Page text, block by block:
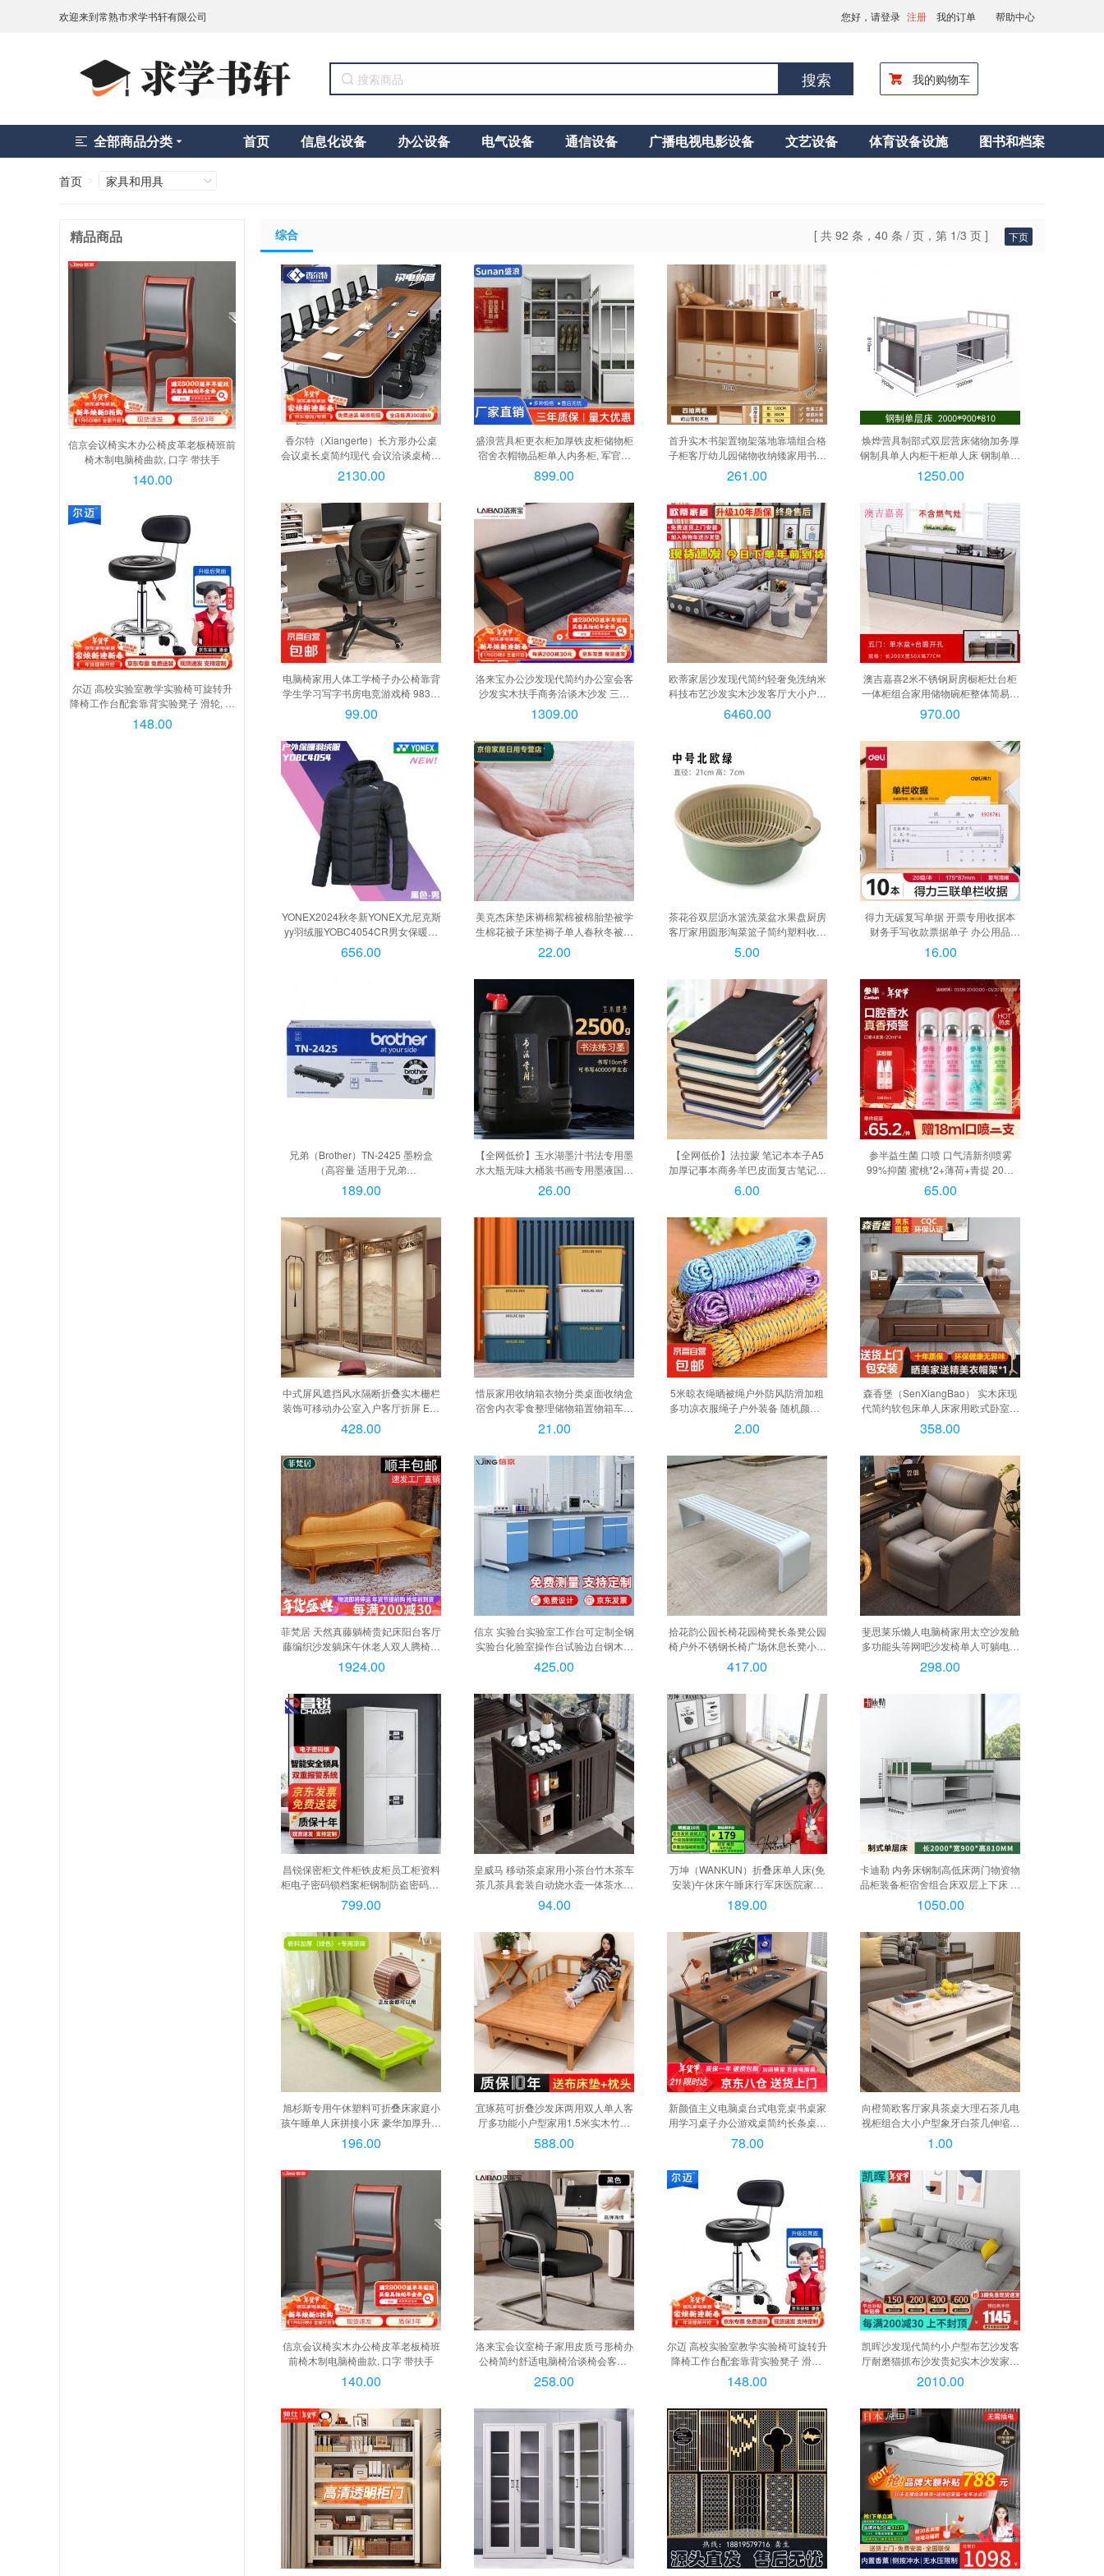
欢迎来到常熟市求学书轩有限公司 您好，请登录 注册 我的订单 帮助中心
搜索 我的购物车
全部商品分类 首页 信息化设备 办公设备 电气设备 通信设备 广播电视电影设备 文艺设备 体育设备设施 图书和档案
首页 家具和用具
精品商品
信京会议椅实木办公椅皮革老板椅班前
椅木制电脑椅曲款, 口字 带扶手
140.00
尔迈 高校实验室教学实验椅可旋转升
降椅工作台配套靠背实验凳子 滑轮, 黑
色皮面 滑轮款 无扶手
148.00
综合 [ 共 92 条，40 条 / 页，第 1/3 页 ] 下页
香尔特（Xiangerte）长方形办公桌
会议桌长桌简约现代 会议洽谈桌椅组
合3.0*1.4米单桌, 5.0米会议桌+18椅
2130.00
盛浪营具柜更衣柜加厚铁皮柜储物柜
宿舍衣帽物品柜单人内务柜, 军官柜
【灰白色】
899.00
首升实木书架置物架落地靠墙组合格
子柜客厅幼儿园储物收纳矮家用书柜
店长推荐丨屿山雪松木120*30*75,
店长推荐丨屿山雪松木120*30*75
261.00
焕烨营具制部式双层营床储物加务厚
钢制具单人内柜干柜单人床 钢制单人
床, 钢制双层床
1250.00
电脑椅家用人体工学椅子办公椅靠背
学生学习写字书房电竞游戏椅 983工
学椅-黑, 983工学椅-黑
99.00
洛来宝办公沙发现代简约办公室会客
沙发实木扶手商务洽谈木沙发 三人
位, 西皮三人位111
1309.00
欧蒂家居沙发现代简约轻奢免洗纳米
科技布艺沙发实木沙发客厅大小户型
家具 七件套+茶几电视柜(配4小凳子)
【弹簧乳胶+松木框】加厚猫抓布, 七
6460.00
澳吉嘉喜2米不锈钢厨房橱柜灶台柜
一体柜组合家用储物碗柜整体简易水
槽柜 200*50右开孔左单盆, 180*50
平面柜
970.00
YONEX2024秋冬新YONEX尤尼克斯
yy羽绒服YOBC4054CR男女保暖羽
毛球连帽 男款 YOBC4054CR 黑色
656.00
美克杰床垫床褥棉絮棉被棉胎垫被学
生棉花被子床垫褥子单人春秋冬被被
褥 3斤 1.2米X2.0米, 3斤
22.00
茶花谷双层沥水篮洗菜盆水果盘厨房
客厅家用圆形淘菜篮子简约塑料收纳
框 中号军绿2件套, 中号军绿2件套
5.00
得力无碳复写单据 开票专用收据本
财务手写收款票据单子 办公用品
【三联单栏】10本装 9384升级纸张,
【三联多栏】10本装 9385升级纸张
16.00
兄弟（Brother）TN-2425 墨粉盒
（高容量 适用于兄弟
2595DW/7195DW/7895DW）, TN-
2412
189.00
【全网低价】玉水湖墨汁书法专用墨
水大瓶无味大桶装书画专用墨液国画
初学者练习创作练字成人工地用墨斗
墨计, 国画专用墨汁250g
26.00
【全网低价】法拉蒙 笔记本本子A5
加厚记事本商务羊巴皮面复古笔记本
子工作日记本会议记录本办公文具可
定制 黑色, A5搭扣/厂家直送
6.00
参半益生菌 口喷 口气清新剂喷雾
99%抑菌 蜜桃*2+薄荷+青提 20ml
*4, 【多效清新】劲爽薄荷20ml
65.00
中式屏风遮挡风水隔断折叠实木栅栏
装饰可移动办公室入户客厅折屏 E款
【樟子松】1扇60*180CM, A款
428.00
惜辰家用收纳箱衣物分类桌面收纳盒
宿舍内衣零食整理储物箱置物箱车载
扁款中号【 24.7*16.7*14.9cm】 孔
21.00
5米晾衣绳晒被绳户外防风防滑加粗
多功凉衣服绳子户外装备 随机颜色1
根 每根5米, 随机颜色1根
2.00
森香堡（SenXiangBao） 实木床现
代简约软包床单人床家用欧式卧室婚
床经济型双人主卧床 胡桃色裸床【升
级加厚】 1200mm*2000mm实木床,
358.00
菲梵居 天然真藤躺椅贵妃床阳台客厅
藤编织沙发躺床午休老人双人腾椅子
左贵妃椅蜜糖色 1.9米 天然真藤植物
藤, 左贵妃椅蜜糖色 1.9米
1924.00
信京 实验台实验室工作台可定制全钢
实验台化验室操作台试验边台钢木中
央台 , 实验台定制
425.00
拾花韵公园长椅花园椅凳长条凳公园
椅户外不锈钢长椅广场休息长凳小区
塑 白色长100宽40高45 镀锌板烤漆,
白色长100宽40高45 镀锌板烤漆
417.00
斐思莱乐懒人电脑椅家用太空沙发舱
多功能头等网吧沙发椅单人可躺电竞
椅子 深灰猫抓皮-秒杀款, 深灰猫抓
皮-秒杀款
298.00
昌锐保密柜文件柜铁皮柜员工柜资料
柜电子密码锁档案柜钢制防盗密码柜,
分双节带抽
799.00
皇威马 移动茶桌家用小茶台竹木茶车
茶几茶具套装自动烧水壶一体茶水柜
65长单门, 65长单门
94.00
万坤（WANKUN）折叠床单人床(免
安装)午休床午睡床行军床医院家用
陪护硬板床铁床 80*200cm（加厚环
保实木板床） 真木板材,
189.00
卡迪勒 内务床钢制高低床两门物资物
品柜装备柜宿舍组合床双层上下床 单
层床, 单层床
1050.00
旭杉斯专用午休塑料可折叠床家庭小
孩午睡单人床拼接小床 豪华加厚升级
+专用席子, +专用席子
196.00
宜琢苑可折叠沙发床两用双人单人客
厅多功能小户型家用1.5米实木竹子
床 宽80X长188X32cm+枕头, 宽80X
长188X32cm+枕头
588.00
新颜值主义电脑桌台式电竞桌书桌家
用学习桌子办公游戏桌简约长条桌子
ZYZ03 胡桃黑架单桌【80*60*74】,
木纹白架单桌【100*60*74】
78.00
向橙简欧客厅家具茶桌大理石茶几电
视柜组合大小户型象牙白茶几伸缩柜
大理石款包安装 1.2米B款茶几（预
约金）, 钢化玻璃款包安装
1.00
信京会议椅实木办公椅皮革老板椅班
前椅木制电脑椅曲款, 口字 带扶手
140.00
洛来宝会议室椅子家用皮质弓形椅办
公椅简约舒适电脑椅洽谈椅会客椅,
商务款转椅 【黑色西皮】
258.00
尔迈 高校实验室教学实验椅可旋转升
降椅工作台配套靠背实验凳子 滑轮,
黑色皮面 滑轮款 无扶手
148.00
凯晖沙发现代简约小户型布艺沙发客
厅耐磨猫抓布沙发贵妃实木沙发家具
优质棉麻布【乳胶+海绵坐垫】
2.25m 三人位+脚踏+A款茶几, 优质
2010.00